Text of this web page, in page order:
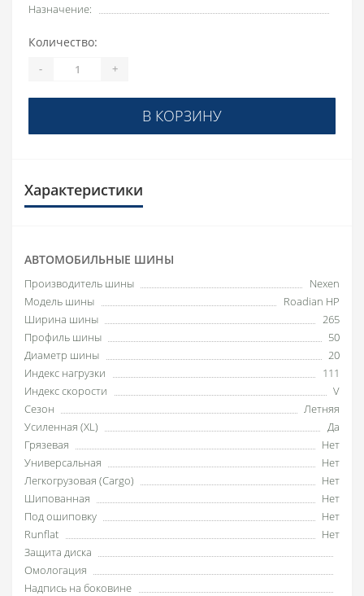
Назначение:
Количество:
- +
В КОРЗИНУ
Характеристики
АВТОМОБИЛЬНЫЕ ШИНЫ
Производитель шины
Nexen
Модель шины
Roadian HP
Ширина шины
265
Профиль шины
50
Диаметр шины
20
Индекс нагрузки
111
Индекс скорости
V
Сезон
Летняя
Усиленная (XL)
Да
Грязевая
Нет
Универсальная
Нет
Легкогрузовая (Cargo)
Нет
Шипованная
Нет
Под ошиповку
Нет
Runflat
Нет
Защита диска
Омологация
Надпись на боковине